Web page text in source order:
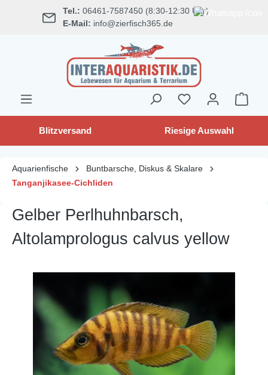
springen Tel.: 06461-7587450 (8:30-12:30 Uhr)
E-Mail: info@zierfisch365.de
Blitzversand Riesige Auswahl
Aquarienfische
Buntbarsche, Diskus & Skalare
Tanganjikasee-Cichliden
Gelber Perlhuhnbarsch,
Altolamprologus calvus yellow